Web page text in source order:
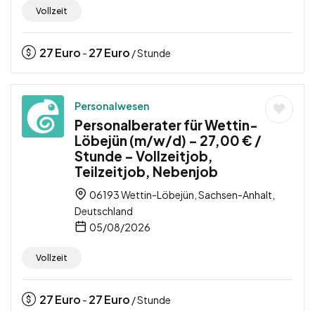
Vollzeit
27Euro - 27Euro / Stunde
Personalwesen
Personalberater für Wettin-
Löbejün (m/w/d) – 27,00 € /
Stunde – Vollzeitjob,
Teilzeitjob, Nebenjob
06193 Wettin-Löbejün, Sachsen-Anhalt,
Deutschland
05/08/2026
Vollzeit
27Euro - 27Euro / Stunde